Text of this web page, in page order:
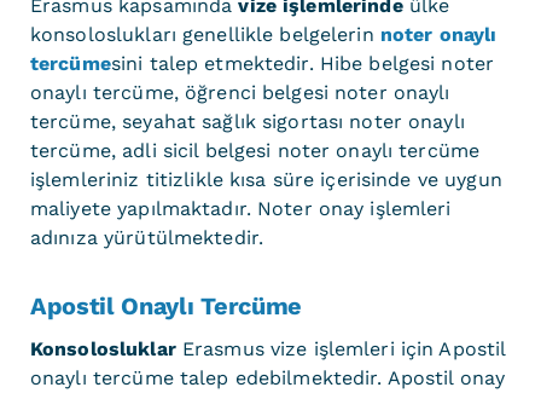
Erasmus kapsamındavize işlemlerindeülke
konsoloslukları genellikle belgelerin noter onaylı
tercümesini talep etmektedir. Hibe belgesi noter
onaylı tercüme, öğrenci belgesi noter onaylı
tercüme, seyahat sağlık sigortası noter onaylı
tercüme, adli sicil belgesi noter onaylı tercüme
işlemleriniz titizlikle kısa süre içerisinde ve uygun
maliyete yapılmaktadır. Noter onay işlemleri
adınıza yürütülmektedir.
Apostil Onaylı Tercüme
Konsolosluklar Erasmus vize işlemleri için Apostil
onaylı tercüme talep edebilmektedir. Apostil onay